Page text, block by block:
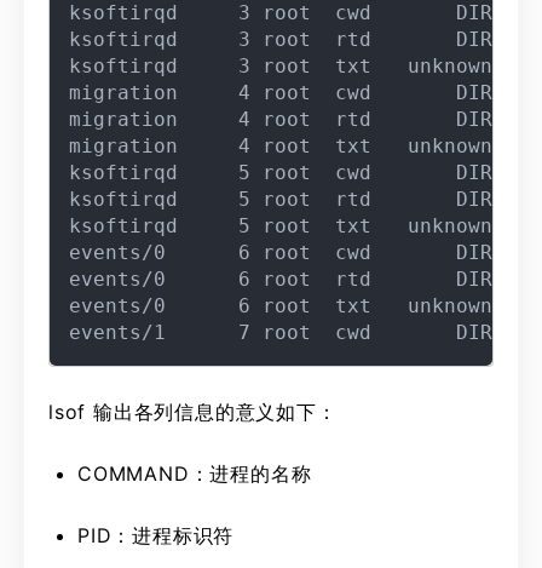
ksoftirqd     3 root  cwd
ksoftirqd     3 root  rtd       DIR
ksoftirqd     3 root  txt
migration     4 root  cwd
migration     4 root  rtd
migration     4 root  txt
ksoftirqd     5 root  cwd
ksoftirqd     5 root  rtd       DIR
ksoftirqd     5 root  txt
events/0      6 root  cwd
events/0      6 root  rtd
events/0      6 root  txt
lsof 输出各列信息的意义如下：
COMMAND：进程的名称
PID：进程标识符